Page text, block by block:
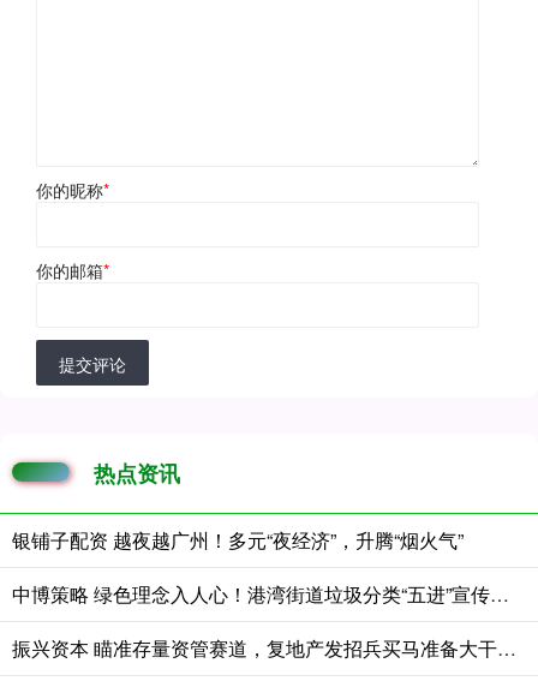
你的昵称*
你的邮箱*
提交评论
热点资讯
银铺子配资 越夜越广州！多元“夜经济”，升腾“烟火气”
中博策略 绿色理念入人心！港湾街道垃圾分类“五进”宣传多点开花
振兴资本 瞄准存量资管赛道，复地产发招兵买马准备大干一场？